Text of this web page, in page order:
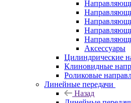
Аксессуары
Цилиндрические
Клиновидные
Роликовые
Линейные передачи
Назад